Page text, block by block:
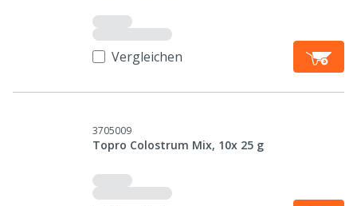
Vergleichen
3705009
Topro Colostrum Mix, 10x 25 g